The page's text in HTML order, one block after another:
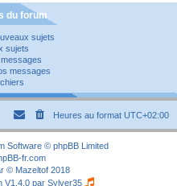
du forum
sujets
sujets
messages
Heures au format UTC+02:00
Software © phpBB Limited
fr.com
© Mazeltof 2018
V1.4.0 par Sylver35